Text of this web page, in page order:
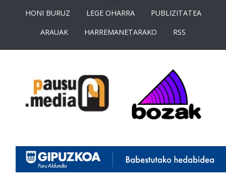
HONI BURUZ LEGE OHARRA
PUBLIZITATEA
ARAUAK
HARREMANETARAKO RSS